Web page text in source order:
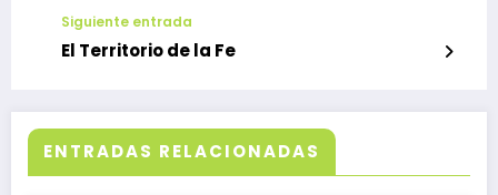
Siguiente entrada
El Territorio de la Fe
ENTRADAS RELACIONADAS